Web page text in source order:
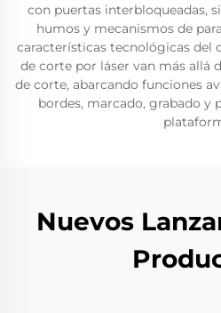
con puertas interbloqueadas,
humos y mecanismos de
características tecnológicas del
de corte por láser van más allá
de corte, abarcando funciones
bordes, marcado, grabado y
Nuevos